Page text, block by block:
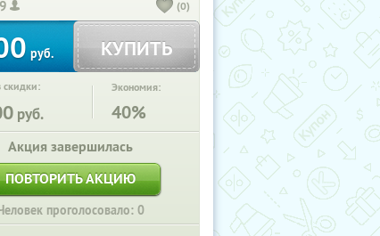
(0)
руб. КУПИТЬ
скидки:
руб.
Экономия:
40%
Акция завершилась
ПОВТОРИТЬ АКЦИЮ
проголосовало: 0